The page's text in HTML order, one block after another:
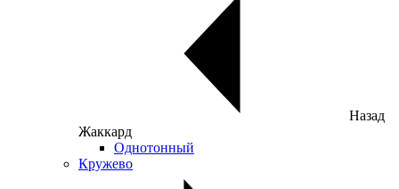
Назад
Жаккард
Однотонный
Кружево